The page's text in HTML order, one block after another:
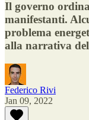
Il governo
manifestanti.
problema
alla narrativa
Federico Rivi
Jan 09, 2022